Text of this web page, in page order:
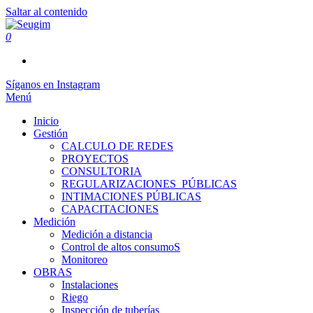
Saltar al contenido
0
Síganos en Instagram
Menú
Inicio
Gestión
CALCULO DE REDES
PROYECTOS
CONSULTORIA
REGULARIZACIONES_PÚBLICAS
INTIMACIONES PÚBLICAS
CAPACITACIONES
Medición
Medición a distancia
Control de altos consumoS
Monitoreo
OBRAS
Instalaciones
Riego
Inspección de tuberías